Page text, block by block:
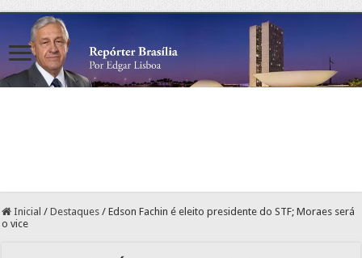
Inicial / Destaques / Edson Fachin é eleito presidente do STF; Moraes será
o vice